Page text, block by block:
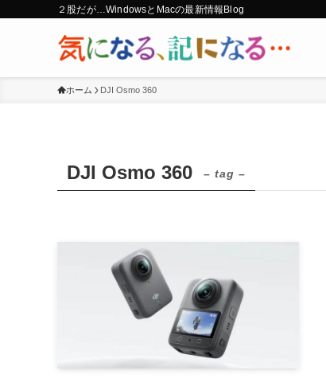
２股だが…WindowsとMacの最新情報Blog
ホーム DJI Osmo 360
DJI Osmo 360 – tag –